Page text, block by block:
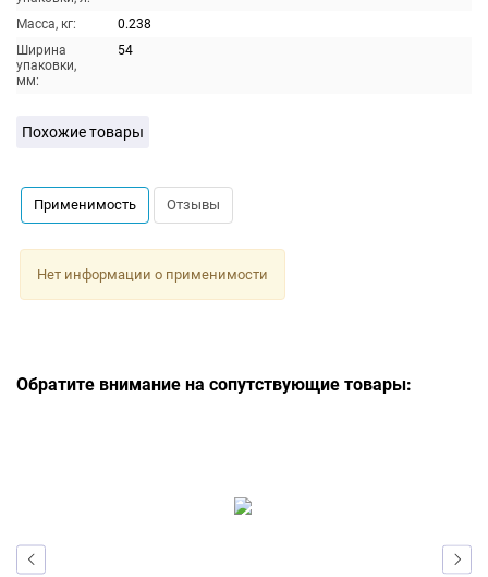
Масса, кг:
0.238
Ширина
упаковки,
мм:
54
Похожие товары
Применимость Отзывы
Нет информации о применимости
Обратите внимание на сопутствующие товары: